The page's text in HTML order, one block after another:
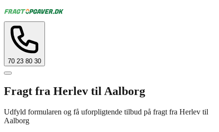
70 23 80 30
Fragt fra Herlev til Aalborg
Udfyld formularen og få uforpligtende tilbud på fragt fra Herlev til
Aalborg